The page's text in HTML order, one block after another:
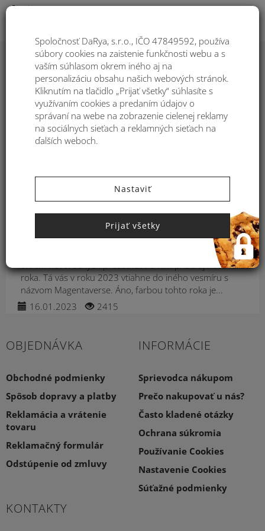
KATEGÓRIE: FARBY, INŠPIRÁCIA, MÓDA A TRENDY
Farba roka 2023: Vitajte v
Magentaverse
Rok 2023 sa už niekoľko dní pomaly, ale isto rozbieha a
okrem novoročných predsavzatí s ním prišla aj nová farba
roka. Tá vás v roku 2023 vtiahne do iného vesmíru s
názvom Magentaverse. Áno, farbou tohto roka je...
16.01.2023
2415
OBJEDNÁVKA
Obchodné podmienky
Spôsob dopravy a platby
Reklamácia a vrátenie
tovaru
Reklamačný formulár
Odstúpenie od zmluvy
INFORMÁCIE
Sprievodca nákupom
Prečo nakupovať u nás?
Často kladené otázky
Ochrana súkromia
Používanie Cookies
Nastavenie Cookies
Súťažné podmienky
KONTAKTY
Spoločnosť DaRya, s.r.o., IČO 47849592, používa
súbory cookies na zaistenie funkčnosti webu a s
vaším súhlasom okrem iného aj na
personalizáciu obsahu našich webových stránok.
Kliknutím na tlačidlo „Prijať všetky“ súhlasíte s
využívaním cookies a predaním údajov o
správaní na webe na zobrazenie cielenej reklamy
na sociálnych sieťach a reklamných sieťach na
ďalších weboch.
Nastaviť
Prijať všetky